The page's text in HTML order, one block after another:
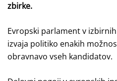
zbirke.
Evropski parlament v
izvaja politiko enakih
obravnavo vseh kandidatov.